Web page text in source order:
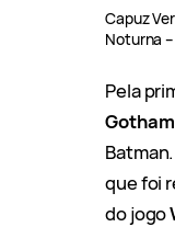
Capuz
Noturna
Pela
que foi
do jogo